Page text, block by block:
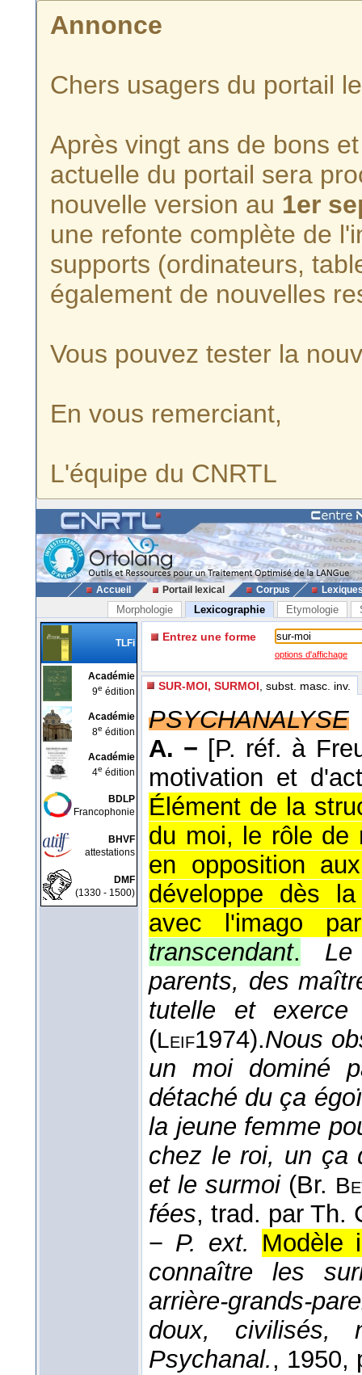
Annonce
Chers usagers du portail
Après vingt ans de bons
actuelle du portail sera
nouvelle version au 1er
une refonte complète de
supports (ordinateurs,
également de nouvelles
Vous pouvez tester la
En vous remerciant,
L'équipe du CNRTL
Accueil Portail lexical Corpus
Morphologie Lexicographie Etymologie
TLFi
Académie
9e édition
Académie
8e édition
Académie
4e édition
BDLP
Francophonie
BHVF
attestations
DMF
(1330 - 1500)
Entrez une forme
options d'affichage
SUR-MOI, SURMOI , subst. masc. inv.
PSYCHANALYSE
A. − [P. réf. à
motivation et
Élément de la
du moi, le rôle de
en opposition
développe dès
avec l'imago
transcendant.
parents, des
tutelle et
(Leif1974).Nous
un moi dominé
détaché du ça
la jeune femme
chez le roi, un ça
et le surmoi(Br.
fées, trad. par Th.
− P. ext. Modèle
connaître les
arrière-grands-
doux, civilisés,
Psychanal., 1950,